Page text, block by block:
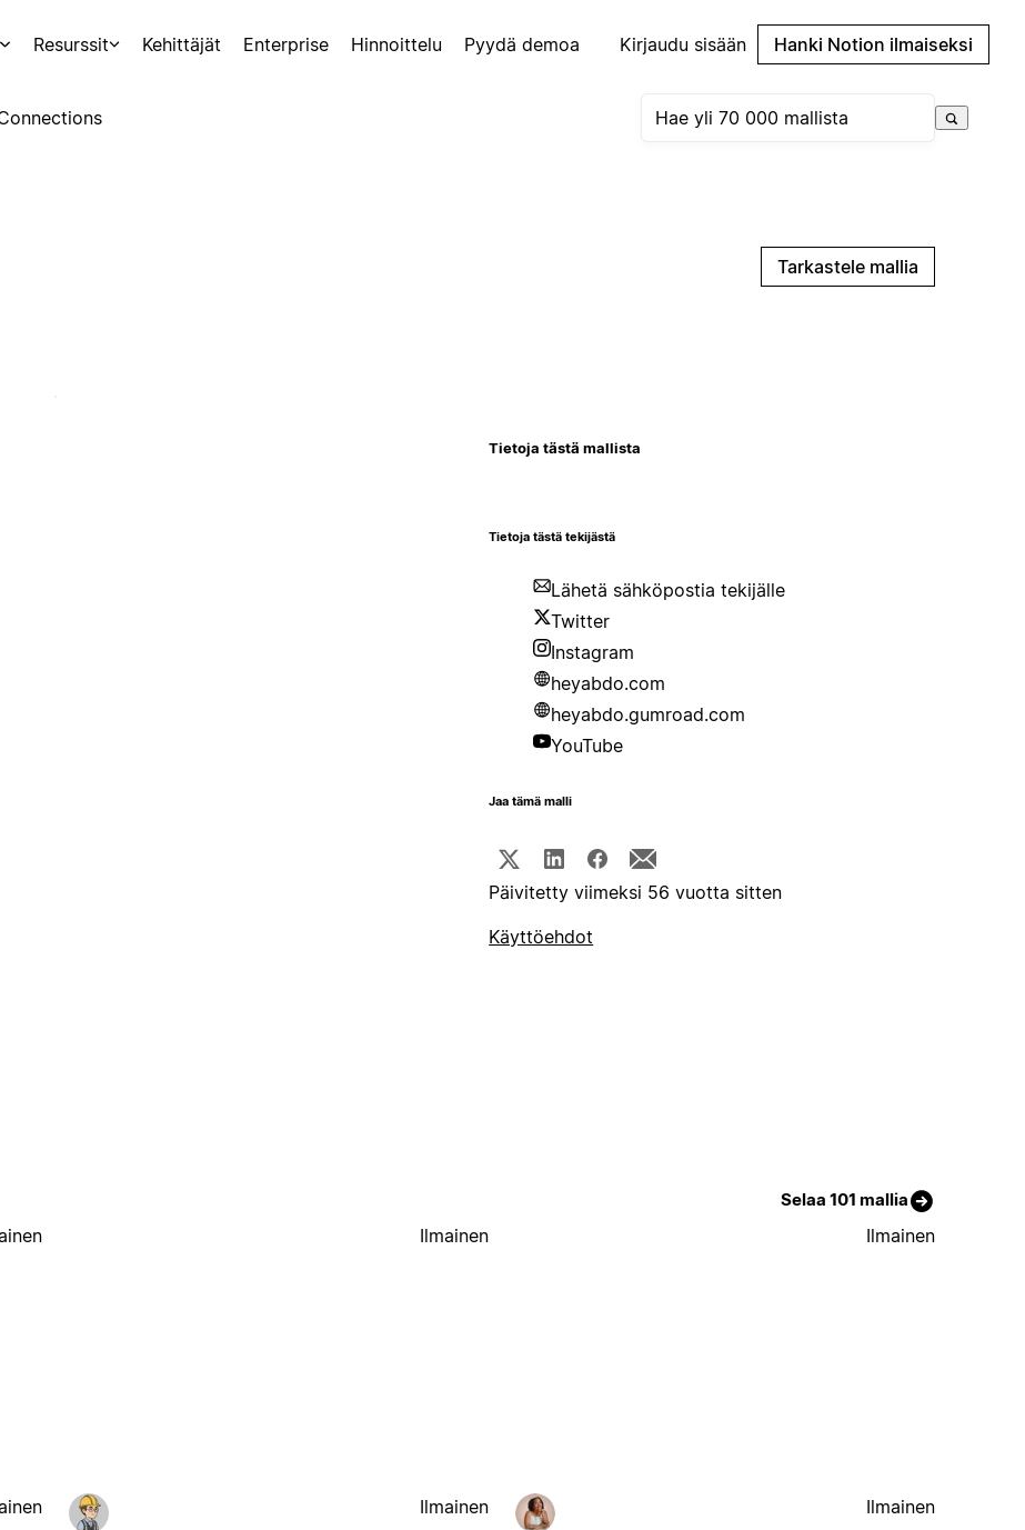
Resurssit Kehittäjät Enterprise Hinnoittelu Pyydä demoa Kirjaudu sisään Hanki Notion ilmaiseksi
Tarkastele mallia
Tietoja tästä mallista
Tietoja tästä tekijästä
Lähetä sähköpostia tekijälle
Twitter
Instagram
heyabdo.com
heyabdo.gumroad.com
YouTube
Jaa tämä malli
Päivitetty viimeksi 56 vuotta sitten
Käyttöehdot
Selaa 101 mallia
Ilmainen Ilmainen
Ilmainen Ilmainen